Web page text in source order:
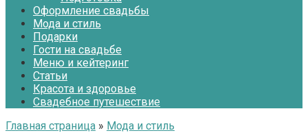
Оформление свадьбы
Мода и стиль
Подарки
Гости на свадьбе
Меню и кейтеринг
Статьи
Красота и здоровье
Свадебное путешествие
Главная страница » Мода и стиль